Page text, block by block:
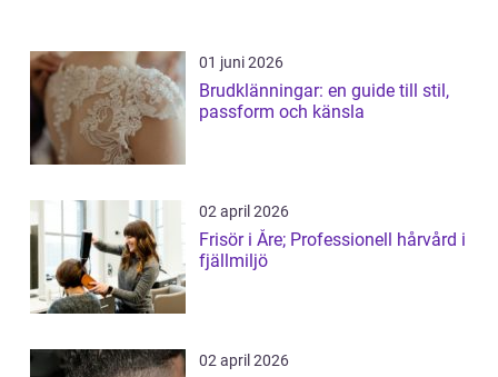
01 juni 2026
Brudklänningar: en guide till stil,
passform och känsla
02 april 2026
Frisör i Åre; Professionell hårvård i
fjällmiljö
02 april 2026